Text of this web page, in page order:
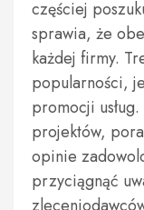
częściej
sprawia, że
każdej firmy.
popularności,
promocji
projektów,
opinie
przyciągnąć